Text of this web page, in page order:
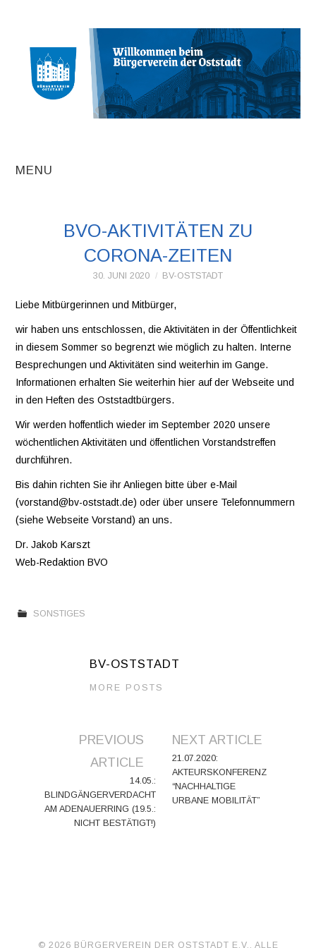
MENU
BEITRÄGE
INITIATIVEN UND
VEREINE
WIR ÜBER UNS
OSTSTADT-
UMSCHAU
EAST SIDE URBAN
ART
KONTAKT
BVO-AKTIVITÄTEN ZU
CORONA-ZEITEN
30. JUNI 2020 BV-OSTSTADT
Liebe Mitbürgerinnen und Mitbürger,
wir haben uns entschlossen, die Aktivitäten in der Öffentlichkeit
in diesem Sommer so begrenzt wie möglich zu halten. Interne
Besprechungen und Aktivitäten sind weiterhin im Gange.
Informationen erhalten Sie weiterhin hier auf der Webseite und
in den Heften des Oststadtbürgers.
Wir werden hoffentlich wieder im September 2020 unsere
wöchentlichen Aktivitäten und öffentlichen Vorstandstreffen
durchführen.
Bis dahin richten Sie ihr Anliegen bitte über e-Mail
(vorstand@bv-oststadt.de) oder über unsere Telefonnummern
(siehe Webseite Vorstand) an uns.
Dr. Jakob Karszt
Web-Redaktion BVO
SONSTIGES
BV-OSTSTADT
MORE POSTS
Navigation
PREVIOUS
ARTICLE
14.05.:
BLINDGÄNGERVERDACHT
AM ADENAUERRING (19.5.:
NICHT BESTÄTIGT!)
NEXT ARTICLE
21.07.2020:
AKTEURSKONFERENZ
“NACHHALTIGE
URBANE MOBILITÄT”
© 2026 BÜRGERVEREIN DER OSTSTADT E.V.. ALLE